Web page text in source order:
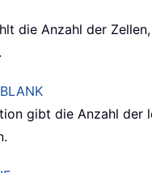
die Anzahl der
gibt die Anzahl der